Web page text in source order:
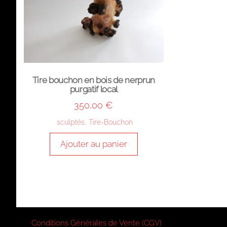
Tire bouchon en bois de nerprun
purgatif local
350,00€
sculptés Tire-Bouchon
Ajouter au panier
Conditions Générales de Vente (CGV)